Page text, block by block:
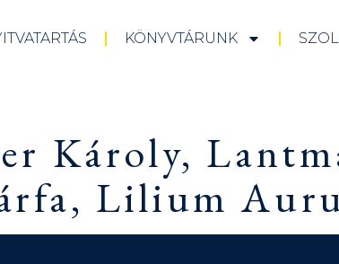
KÖNYVTÁRUNK
Károly,
Lilium